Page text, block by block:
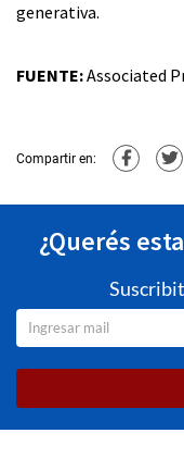
generativa.
FUENTE:Associated
Compartir en:
¿Querés